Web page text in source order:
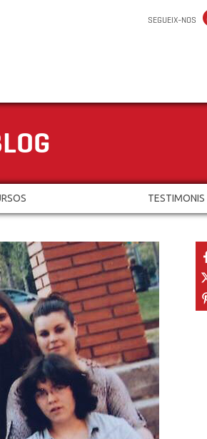
SEGUEIX-NOS
TESTIMONIS